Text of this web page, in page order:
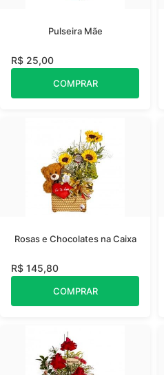
Pulseira Mãe
R$ 25,00
COMPRAR
Rosas e Chocolates na Caixa
R$ 145,80
COMPRAR